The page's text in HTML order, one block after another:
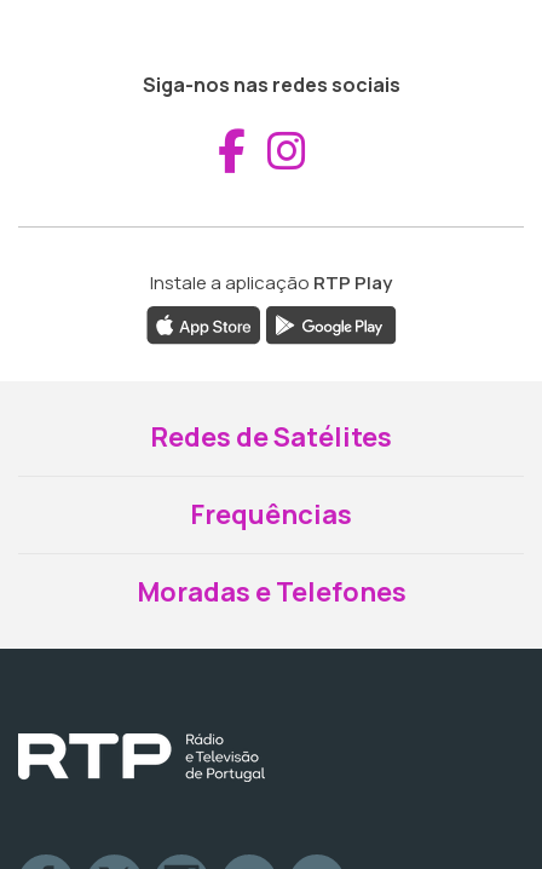
Siga-nos nas redes sociais
Aceder ao
Instale a aplicação RTP Play
Redes de Satélites
Frequências
Moradas e Telefones